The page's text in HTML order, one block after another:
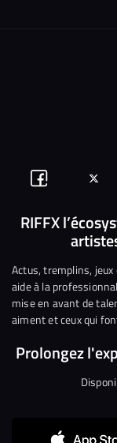
Suivez-
nous
Facebook
sur
RIFFX
Actus, tremplins, jeux
aide à la
mise en avant de
aiment et ceux qui
Prolongez